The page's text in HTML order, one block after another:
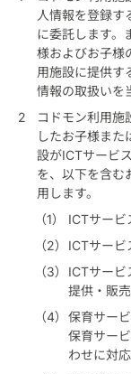
人情報を登録す
に委託します。
様およびお子様
用施設に提供す
情報の取扱いを
コドモン利用施
したお子様ま
設がICTサービ
を、以下を含む
用します。
ICTサービ
ICTサービ
ICTサービ
提供・販
保育サー
保育サー
わせに対